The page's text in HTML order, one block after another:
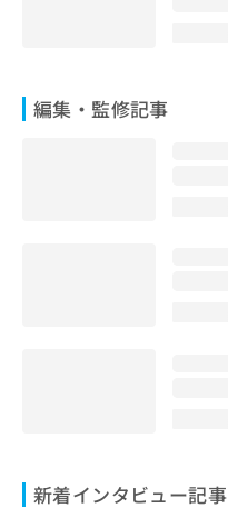
編集・監修記事
新着インタビュー記事